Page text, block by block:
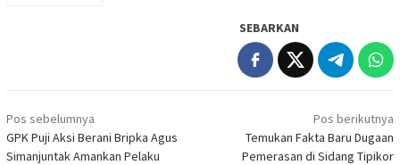
SEBARKAN
Navigasi
pos
Pos sebelumnya
GPK Puji Aksi Berani Bripka Agus
Simanjuntak Amankan Pelaku
Pos berikutnya
Temukan Fakta Baru Dugaan
Pemerasan di Sidang Tipikor